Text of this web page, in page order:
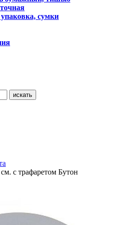
сумки
искать
с трафаретом Бутон